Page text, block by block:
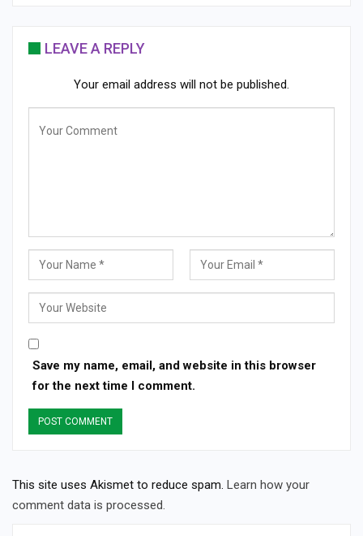
LEAVE A REPLY
Your email address will not be published.
Save my name, email, and website in this browser
for the next time I comment.
This site uses Akismet to reduce spam. Learn how your
comment data is processed.